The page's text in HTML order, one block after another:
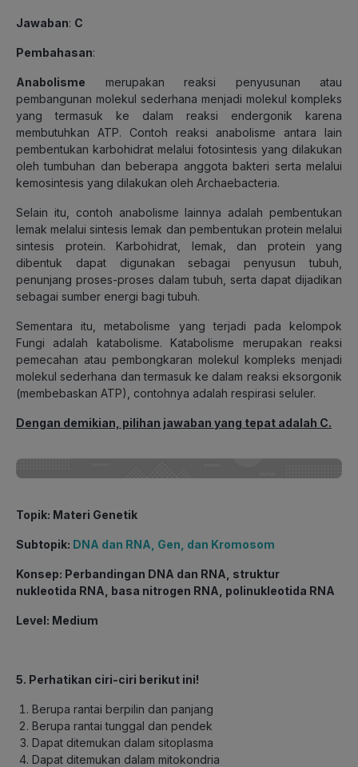
Jawaban: C
Pembahasan:
Anabolisme merupakan reaksi penyusunan atau
pembangunan molekul sederhana menjadi molekul kompleks
yang termasuk ke dalam reaksi endergonik karena
membutuhkan ATP. Contoh reaksi anabolisme antara lain
pembentukan karbohidrat melalui fotosintesis yang dilakukan
oleh tumbuhan dan beberapa anggota bakteri serta melalui
kemosintesis yang dilakukan oleh Archaebacteria.
Selain itu, contoh anabolisme lainnya adalah pembentukan
lemak melalui sintesis lemak dan pembentukan protein melalui
sintesis protein. Karbohidrat, lemak, dan protein yang
dibentuk dapat digunakan sebagai penyusun tubuh,
penunjang proses-proses dalam tubuh, serta dapat dijadikan
sebagai sumber energi bagi tubuh.
Sementara itu, metabolisme yang terjadi pada kelompok
Fungi adalah katabolisme. Katabolisme merupakan reaksi
pemecahan atau pembongkaran molekul kompleks menjadi
molekul sederhana dan termasuk ke dalam reaksi eksorgonik
(membebaskan ATP), contohnya adalah respirasi seluler.
Dengan demikian, pilihan jawaban yang tepat adalah C.
Topik: Materi Genetik
Subtopik: DNA dan RNA, Gen, dan Kromosom
Konsep: Perbandingan DNA dan RNA, struktur
nukleotida RNA, basa nitrogen RNA, polinukleotida RNA
Level: Medium
5. Perhatikan ciri-ciri berikut ini!
Berupa rantai berpilin dan panjang
Berupa rantai tunggal dan pendek
Dapat ditemukan dalam sitoplasma
Dapat ditemukan dalam mitokondria